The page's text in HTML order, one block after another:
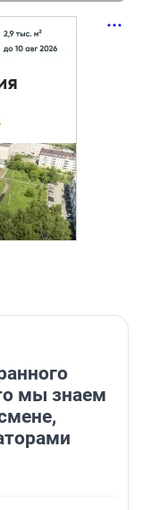
мы знаем